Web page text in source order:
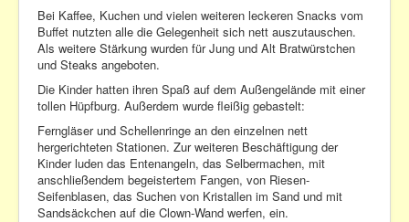
Bei Kaffee, Kuchen und vielen weiteren leckeren Snacks vom
Buffet nutzten alle die Gelegenheit sich nett auszutauschen.
Als weitere Stärkung wurden für Jung und Alt Bratwürstchen
und Steaks angeboten.
Die Kinder hatten ihren Spaß auf dem Außengelände mit einer
tollen Hüpfburg. Außerdem wurde fleißig gebastelt:
Ferngläser und Schellenringe an den einzelnen nett
hergerichteten Stationen. Zur weiteren Beschäftigung der
Kinder luden das Entenangeln, das Selbermachen, mit
anschließendem begeistertem Fangen, von Riesen-
Seifenblasen, das Suchen von Kristallen im Sand und mit
Sandsäckchen auf die Clown-Wand werfen, ein.